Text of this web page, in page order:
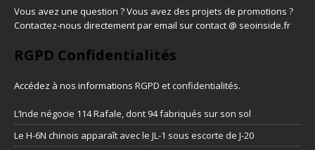
Vous avez une question ? Vous avez des projets de promotions ?
Contactez-nous directement par email sur contact @ seoinside.fr
RGPD Confidentialités
Accédez à nos informations RGPD et confidentialités.
L’Inde négocie 114 Rafale, dont 94 fabriqués sur son sol
Le H-6N chinois apparaît avec le JL-1 sous escorte de J-20